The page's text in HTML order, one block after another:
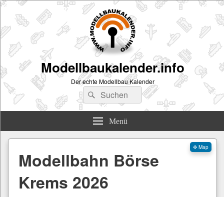
Modellbaukalender.info
Der echte Modellbau Kalender
Suchen
nach:
Suchen
Menü
✜ Map
Modellbahn Börse
Krems 2026